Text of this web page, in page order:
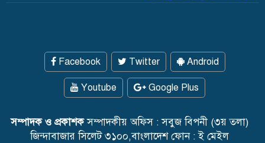
Facebook Twitter Android
Youtube Google Plus
সম্পাদক ও প্রকাশকসম্পাদকীয় অফিস : সবুজ বিপনী (৩য় তলা)
জিন্দাবাজার সিলেট ৩১০০,বাংলাদেশ ফোন : ই মেইল